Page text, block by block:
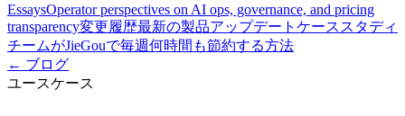
EssaysOperator perspectives on AI ops, governance, and pricing
transparency変更履歴最新の製品アップデート ケーススタディ
チームがJieGouで毎週何時間も節約する方法
← ブログ
ユースケース